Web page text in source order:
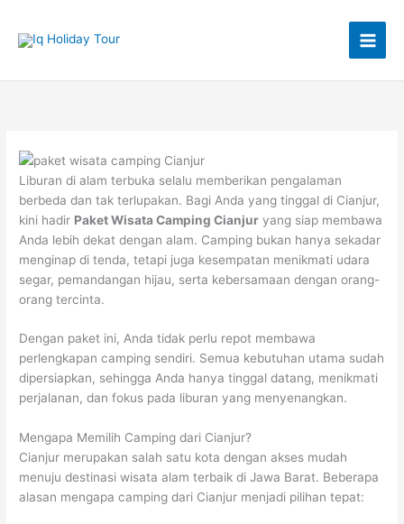
konten
Liburan di alam terbuka selalu memberikan pengalaman
berbeda dan tak terlupakan. Bagi Anda yang tinggal di Cianjur,
kini hadir Paket Wisata Camping Cianjur yang siap membawa
Anda lebih dekat dengan alam. Camping bukan hanya sekadar
menginap di tenda, tetapi juga kesempatan menikmati udara
segar, pemandangan hijau, serta kebersamaan dengan orang-
orang tercinta.
Dengan paket ini, Anda tidak perlu repot membawa
perlengkapan camping sendiri. Semua kebutuhan utama sudah
dipersiapkan, sehingga Anda hanya tinggal datang, menikmati
perjalanan, dan fokus pada liburan yang menyenangkan.
Mengapa Memilih Camping dari Cianjur?
Cianjur merupakan salah satu kota dengan akses mudah
menuju destinasi wisata alam terbaik di Jawa Barat. Beberapa
alasan mengapa camping dari Cianjur menjadi pilihan tepat: